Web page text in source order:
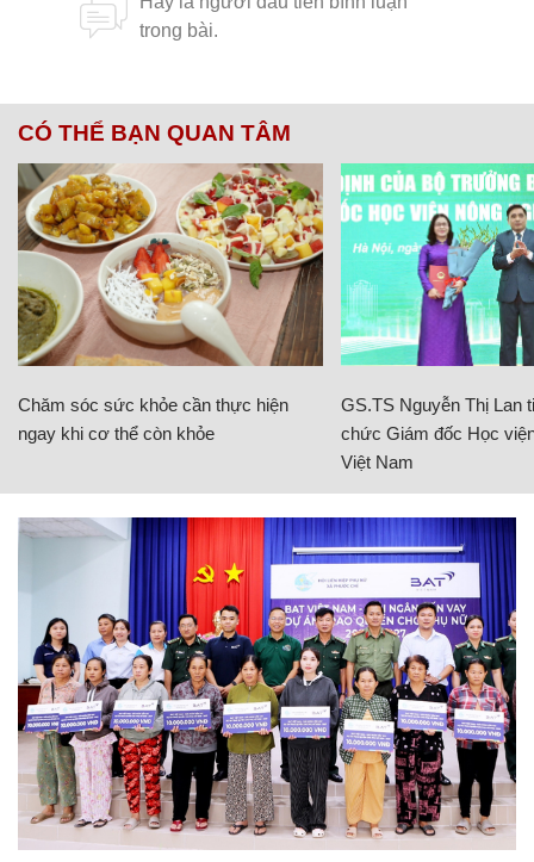
CÓ THỂ BẠN QUAN TÂM
Chăm sóc sức khỏe cần thực hiện
ngay khi cơ thể còn khỏe
GS.TS Nguyễn Thị Lan
chức Giám đốc Học
Việt Nam